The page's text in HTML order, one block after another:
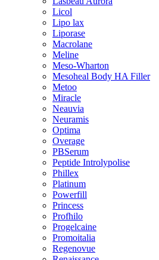
Licol
Lipo lax
Liporase
Macrolane
Meline
Meso-Wharton
Mesoheal Body HA Filler
Metoo
Miracle
Neauvia
Neuramis
Optima
Overage
PBSerum
Peptide Introlypolise
Phillex
Platinum
Powerfill
Princess
Profhilo
Progelcaine
Promoitalia
Regenovue